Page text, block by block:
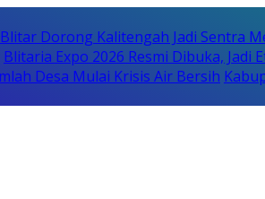
Dorong Kalitengah Jadi Sentra
Blitaria Expo 2026 Resmi Dibuka,
Desa Mulai Krisis Air Bersih